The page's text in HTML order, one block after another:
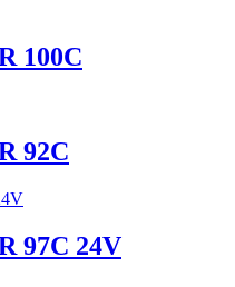
100C
92C
97C 24V